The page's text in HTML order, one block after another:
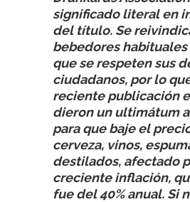
significado literal en
del título. Se
bebedores habituales
que se respeten sus
ciudadanos, por lo
reciente publicación
dieron un ultimátum
para que baje el
cerveza, vinos,
destilados, afectado
creciente inflación,
fue del 40% anual. Si